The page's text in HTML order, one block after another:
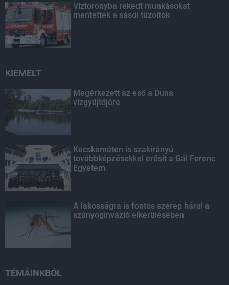
Víztoronyba rekedt munkásokat
mentettek a sásdi tűzoltók
KIEMELT
Megérkezett az eső a Duna
vízgyűjtőjére
Kecskeméten is szakirányú
továbbképzésekkel erősít a Gál Ferenc
Egyetem
A lakosságra is fontos szerep hárul a
szúnyoginvázió elkerülésében
TÉMÁINKBÓL